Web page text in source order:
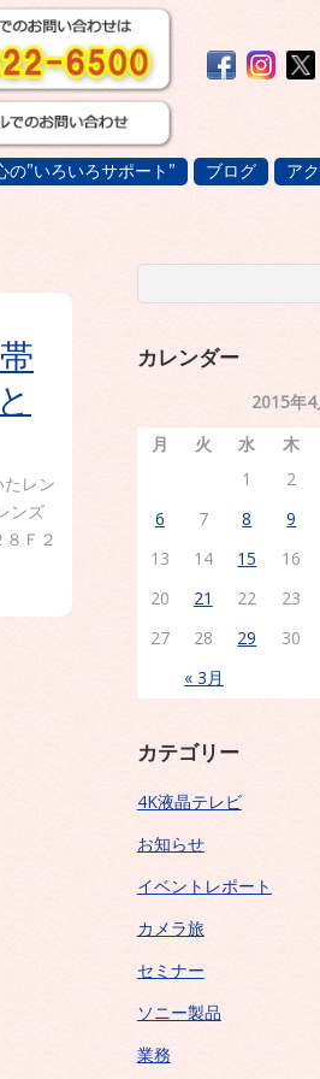
の”いろいろサポート” ブログ ア
レン
ンズ
Ｆ２
カレンダー
2015年4
月
火 水 木
« 3月
1 2
6
7 8 9
13
14 15 16
20
21 22 23
27
28 29 30
カテゴリー
4K液晶テレビ
お知らせ
イベントレポート
カメラ旅
セミナー
ソニー製品
業務